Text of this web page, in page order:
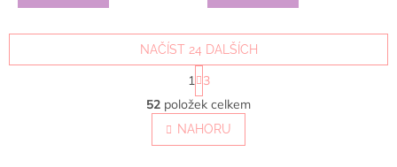
O
v
l
á
NAČÍST 24 DALŠÍCH
S
t
r
á
n
k
1 3
52 položek celkem
NAHORU